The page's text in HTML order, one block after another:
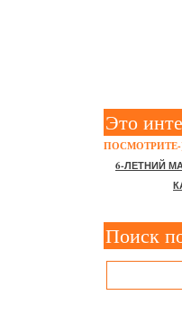
Это
ПОСМОТРИТЕ-
6-ЛЕТНИЙ
Поиск